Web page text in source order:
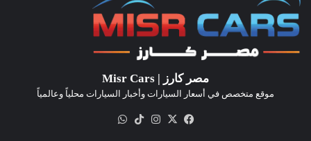
مصر كارز | Misr Cars
موقع متخصص في أسعار السيارات وأخبار السيارات محلياً وعالمياً
فيسبوك
‫X انستقرام‫TikTok